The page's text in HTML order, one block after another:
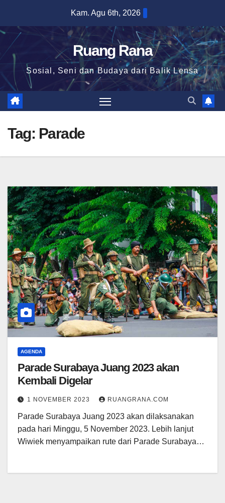
content
Kam. Agu 6th, 2026
Ruang Rana
Sosial, Seni dan Budaya dari Balik Lensa
Tag: Parade
AGENDA
Parade Surabaya Juang 2023 akan
Kembali Digelar
1 NOVEMBER 2023 RUANGRANA.COM
Parade Surabaya Juang 2023 akan dilaksanakan
pada hari Minggu, 5 November 2023. Lebih lanjut
Wiwiek menyampaikan rute dari Parade Surabaya…